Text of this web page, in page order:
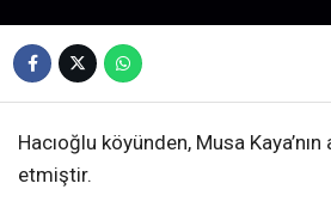
Hacıoğlu köyünden, Musa Kaya’nın
etmiştir.